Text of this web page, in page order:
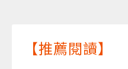
【推薦閱讀】